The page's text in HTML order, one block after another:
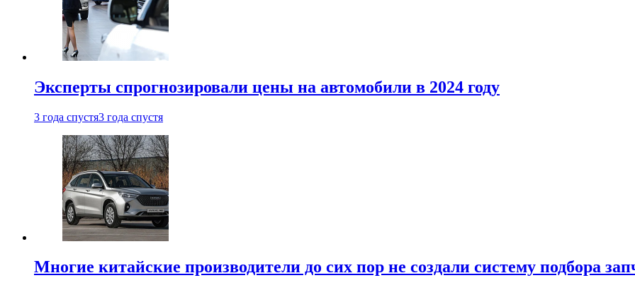
Эксперты спрогнозировали цены на автомобили в 2024 году
3 года спустя3 года спустя
Многие китайские производители до сих пор не создали систему подбора